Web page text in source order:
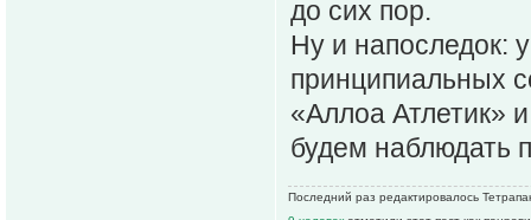
до сих пор.
Ну и напоследок:
принципиальных
«Аллоа Атлетик»
будем наблюдать
Последний раз редактировалось